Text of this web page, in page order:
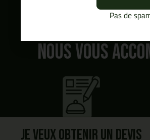
Nous vous
Je veux obtenir un devis
Pas de